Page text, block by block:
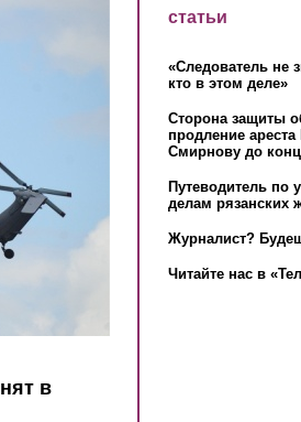
в
статьи
«Следователь не
кто в этом деле»
Сторона защиты
продление ареста
Смирнову до
Путеводитель по
делам рязанских
Журналист?
Читайте нас в